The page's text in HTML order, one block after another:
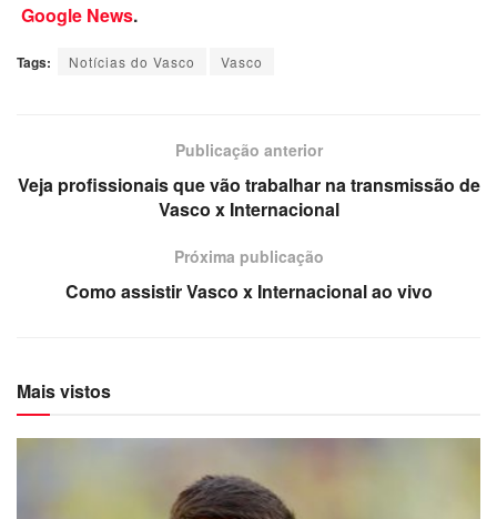
Google News.
Tags: Notícias do Vasco Vasco
Publicação anterior
Veja profissionais que vão trabalhar na transmissão de
Vasco x Internacional
Próxima publicação
Como assistir Vasco x Internacional ao vivo
Mais vistos